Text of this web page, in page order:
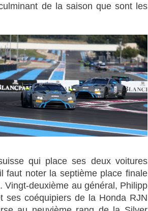
de la saison que sont les
qui place ses deux voitures
faut noter la septième place finale
Vingt-deuxième au général, Philipp
ses coéquipiers de la Honda RJN